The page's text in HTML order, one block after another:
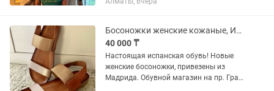
Босоножки женские кожаные, Испания
40 000 ₸
Настоящая испанская обувь! Новые
женские босоножки, привезены из
Мадрида. Обувной магазин на пр. Гран